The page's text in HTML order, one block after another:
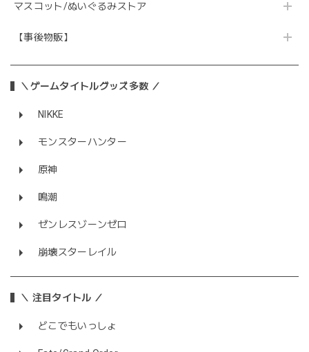
マスコット/ぬいぐるみストア
【事後物販】
＼ゲームタイトルグッズ多数 ／
NIKKE
モンスターハンター
原神
鳴潮
ゼンレスゾーンゼロ
崩壊スターレイル
＼ 注目タイトル ／
どこでもいっしょ